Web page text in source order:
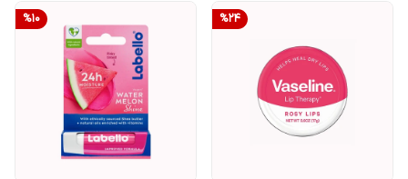
%24
%10